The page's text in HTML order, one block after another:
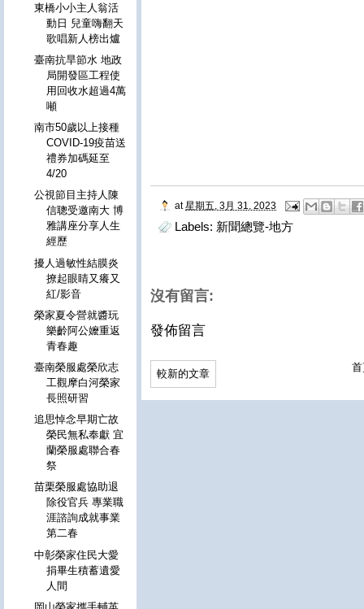
at 星期五, 3月 31, 2023
Labels: 新聞總覽-地方
沒有留言:
發佈留言
較新的文章
東橋小小主人翁活
動日 兒童嗨翻天
歌唱新人榜出爐
臺南抗旱節水 地政
局開發區工程使
用回收水超過4萬
噸
南市50歲以上接種
COVID-19疫苗送
禮券加碼延至
4/20
公視節目主持人陳
信聰受邀南大 博
雅講座分享人生
經歷
擾人過敏性結膜炎
撩起眼睛又癢又
紅/影音
榮家夏令營就醬玩
樂齡阿公嬤重返
青春趣
臺南榮服處榮欣志
工觀摩白河榮家
長照研習
追思悼念早期亡故
榮民無私奉獻 宜
蘭榮服處聯合春
祭
苗栗榮服處協助退
除役官兵 專業職
涯諮詢成就事業
第二春
中彰榮家住民大愛
捐畢生積蓄遺愛
人間